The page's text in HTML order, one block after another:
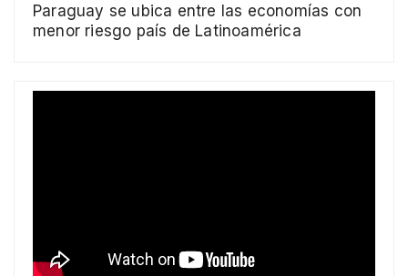
Paraguay se ubica entre las economías con
menor riesgo país de Latinoamérica